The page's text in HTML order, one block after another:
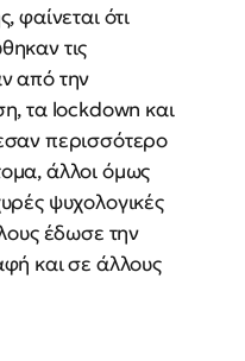
φαίνεται ότι
τις
από την
τα lockdown και
περισσότερο
άλλοι όμως
ψυχολογικές
έδωσε την
και σε άλλους